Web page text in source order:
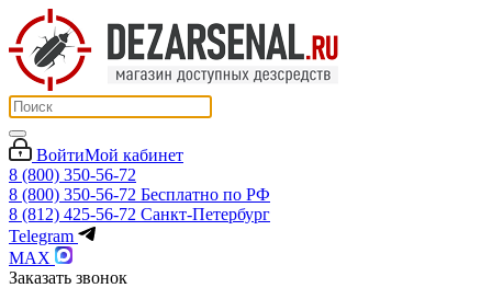
ВойтиМой кабинет
8 (800) 350-56-72
8 (800) 350-56-72 Бесплатно по РФ
8 (812) 425-56-72 Санкт-Петербург
Telegram
MAX
Заказать звонок